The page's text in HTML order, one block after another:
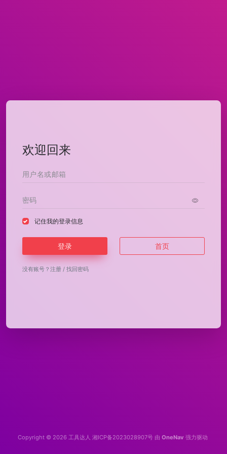
欢迎回来
记住我的登录信息
登录 首页
没有账号？ 注册 / 找回密码
Copyright © 2026 工具达人 湘ICP备2023028907号 由 OneNav 强力驱动